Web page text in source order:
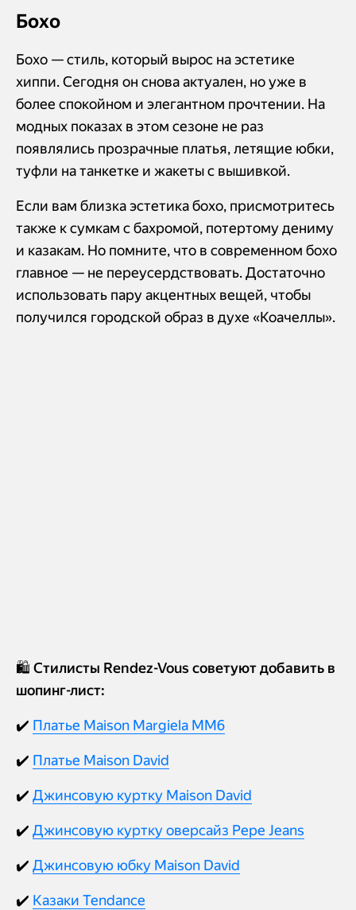
Бохо
Бохо — стиль, который вырос на эстетике
хиппи. Сегодня он снова актуален, но уже в
более спокойном и элегантном прочтении. На
модных показах в этом сезоне не раз
появлялись прозрачные платья, летящие юбки,
туфли на танкетке и жакеты с вышивкой.
Если вам близка эстетика бохо, присмотритесь
также к сумкам с бахромой, потертому дениму
и казакам. Но помните, что в современном бохо
главное — не переусердствовать. Достаточно
использовать пару акцентных вещей, чтобы
получился городской образ в духе «Коачеллы».
🛍️ Стилисты Rendez-Vous советуют добавить в
шопинг-лист:
✔️ Платье Maison Margiela MM6
✔️ Платье Maison David
✔️ Джинсовую куртку Maison David
✔️ Джинсовую куртку оверсайз Pepe Jeans
✔️ Джинсовую юбку Maison David
✔️ Казаки Tendance